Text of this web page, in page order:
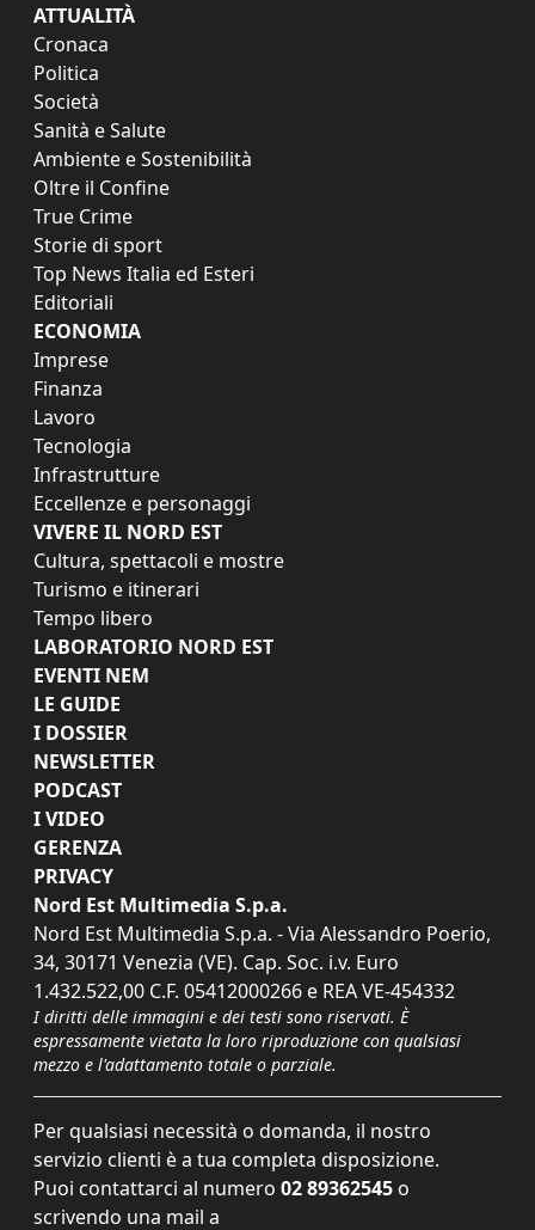
ATTUALITÀ
Cronaca
Politica
Società
Sanità e Salute
Ambiente e Sostenibilità
Oltre il Confine
True Crime
Storie di sport
Top News Italia ed Esteri
Editoriali
ECONOMIA
Imprese
Finanza
Lavoro
Tecnologia
Infrastrutture
Eccellenze e personaggi
VIVERE IL NORD EST
Cultura, spettacoli e mostre
Turismo e itinerari
Tempo libero
LABORATORIO NORD EST
EVENTI NEM
LE GUIDE
I DOSSIER
NEWSLETTER
PODCAST
I VIDEO
GERENZA
PRIVACY
Nord Est Multimedia S.p.a.
Nord Est Multimedia S.p.a. - Via Alessandro Poerio,
34, 30171 Venezia (VE). Cap. Soc. i.v. Euro
1.432.522,00 C.F. 05412000266 e REA VE-454332
I diritti delle immagini e dei testi sono riservati. È
espressamente vietata la loro riproduzione con qualsiasi
mezzo e l'adattamento totale o parziale.
Per qualsiasi necessità o domanda, il nostro
servizio clienti è a tua completa disposizione.
Puoi contattarci al numero 02 89362545 o
scrivendo una mail a